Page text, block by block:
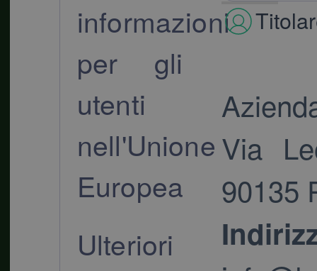
informazioni
per gli
utenti
nell'Unione
Europea
Ulteriori
Via
90135